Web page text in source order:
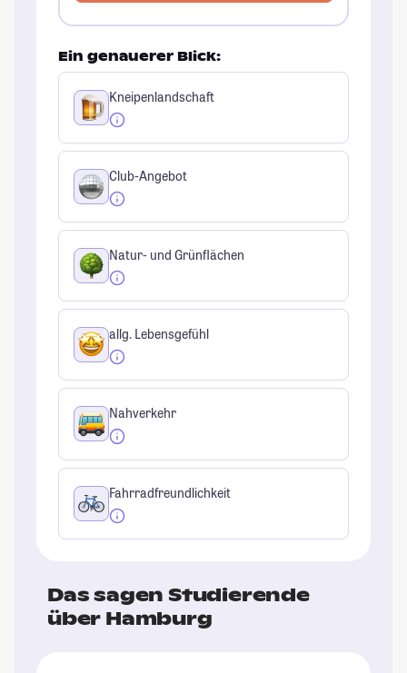
Ein genauerer Blick:
Kneipenlandschaft
Club-Angebot
Natur- und Grünflächen
allg. Lebensgefühl
Nahverkehr
Fahrradfreundlichkeit
Das sagen Studierende
über Hamburg